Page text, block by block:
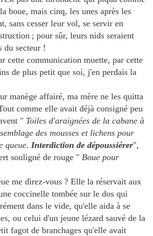
boue, mais cinq, les unes après les
sans cesser leur vol, se servir en
; pour sûr, leurs nids seraient
du secteur !
cette communication muette, par cette
de plus petit que soi, j'en perdais la
manège affairé, ma mère ne les quitta
comme elle avait déjà consigné peu
" Toiles d'araignées de la cabane à
des mousses et lichens pour
queue. Interdiction de dépoussiérer",
souligné de rouge " Boue pour
me direz-vous ? Elle la réservait aux
coccinelle tombée sur le dos qui
dans le vide, qu'elle aida à se
ou celui d'un jeune lézard sauvé de la
fagot de branchages qu'elle avait